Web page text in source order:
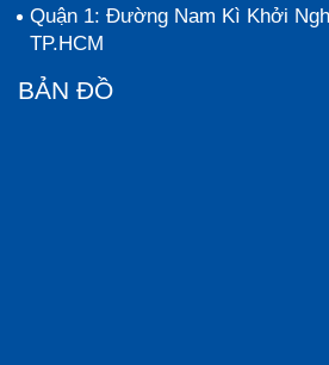
Quận 1: Đường Nam Kì Khởi
TP.HCM
BẢN ĐỒ